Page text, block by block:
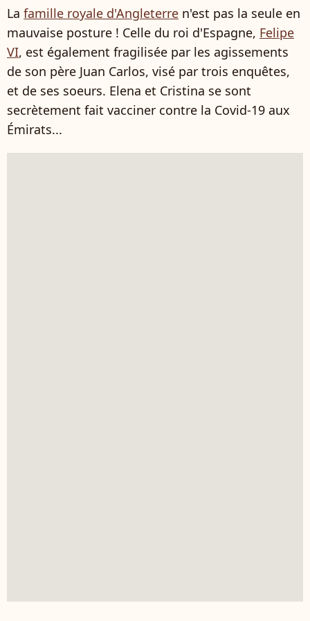
La famille royale d'Angleterre n'est pas la seule en
mauvaise posture ! Celle du roi d'Espagne, Felipe
VI, est également fragilisée par les agissements
de son père Juan Carlos, visé par trois enquêtes,
et de ses soeurs. Elena et Cristina se sont
secrètement fait vacciner contre la Covid-19 aux
Émirats...